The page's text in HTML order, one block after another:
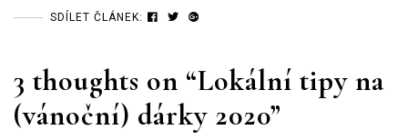
SDÍLET ČLÁNEK:
3 thoughts on “Lokální tipy na
(vánoční) dárky 2020”